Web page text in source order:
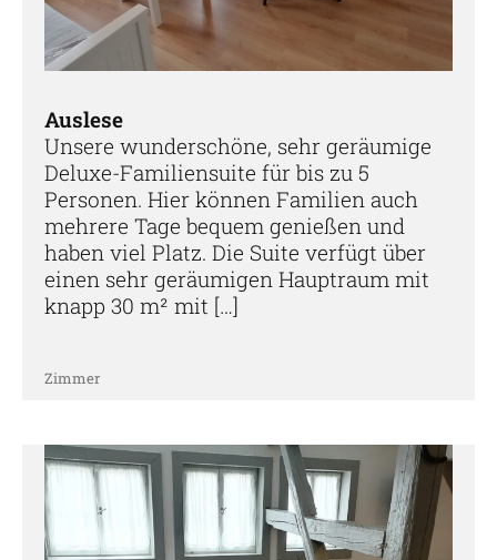
Auslese
Unsere wunderschöne, sehr geräumige
Deluxe-Familiensuite für bis zu 5
Personen. Hier können Familien auch
mehrere Tage bequem genießen und
haben viel Platz. Die Suite verfügt über
einen sehr geräumigen Hauptraum mit
knapp 30 m² mit […]
Zimmer